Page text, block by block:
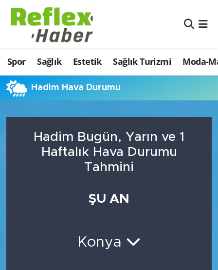
Spor Sağlık Estetik Sağlık Turizmi Moda-
Hadim Hava Durumu
Hadim Bugün, Yarın ve 1
Haftalık Hava Durumu
Tahmini
ŞU AN
Konya
Eğitim
Estetik
Firmalardan
İş ve Ekonomi
Moda-Magazin-Eğlence
Nöbetçi Eczaneler
Hava Durumu
Namaz Vakitleri
Şampiyonlar Ligi Puan Durumu ve Fikstür
Tüm Manşetler